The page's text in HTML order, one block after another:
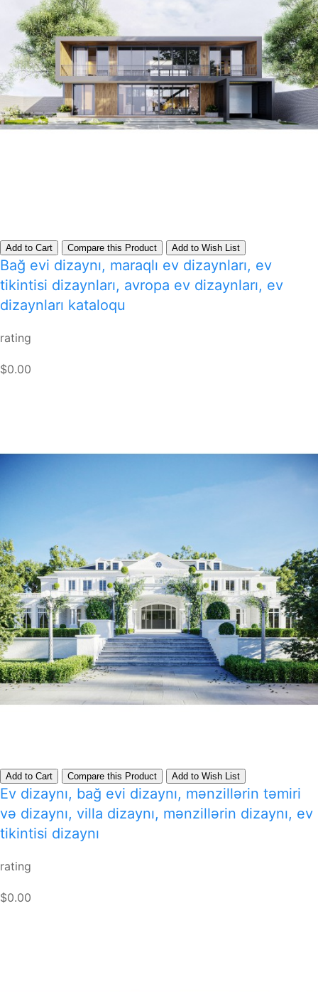
Add to Cart Compare this Product Add to Wish List
Bağ evi dizaynı, maraqlı ev dizaynları, ev
tikintisi dizaynları, avropa ev dizaynları, ev
dizaynları kataloqu
rating
$0.00
Add to Cart Compare this Product Add to Wish List
Ev dizaynı, bağ evi dizaynı, mənzillərin təmiri
və dizaynı, villa dizaynı, mənzillərin dizaynı, ev
tikintisi dizaynı
rating
$0.00